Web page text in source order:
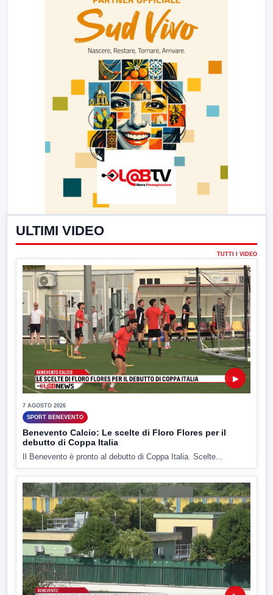
ULTIMI VIDEO
TUTTI I VIDEO
▶
7 AGOSTO 2026
SPORT BENEVENTO
Benevento Calcio: Le scelte di Floro Flores per il
debutto di Coppa Italia
Il Benevento è pronto al debutto di Coppa Italia. Scelte...